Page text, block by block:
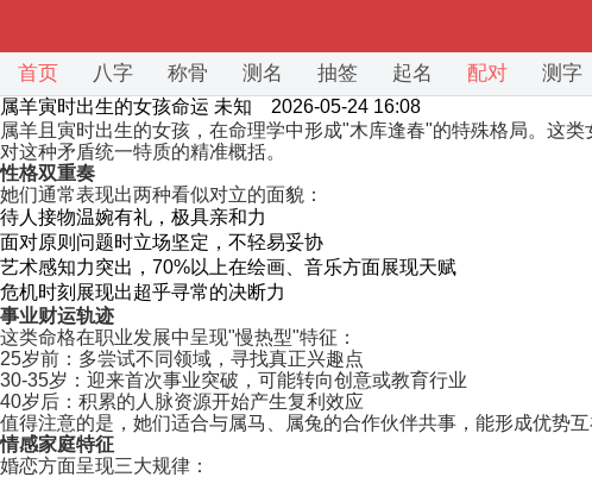
首页 八字 称骨 测名 抽签 起名 配对 测字
属羊寅时出生的女孩命运 未知 2026-05-24 16:08
属羊且寅时出生的女孩，在命理学中形成"木库逢春"的特殊格局。这
对这种矛盾统一特质的精准概括。
性格双重奏
她们通常表现出两种看似对立的面貌：
待人接物温婉有礼，极具亲和力
面对原则问题时立场坚定，不轻易妥协
艺术感知力突出，70%以上在绘画、音乐方面展现天赋
危机时刻展现出超乎寻常的决断力
事业财运轨迹
这类命格在职业发展中呈现"慢热型"特征：
25岁前：多尝试不同领域，寻找真正兴趣点
30-35岁：迎来首次事业突破，可能转向创意或教育行业
40岁后：积累的人脉资源开始产生复利效应
值得注意的是，她们适合与属马、属兔的合作伙伴共事，能形成优势
情感家庭特征
婚恋方面呈现三大规律：